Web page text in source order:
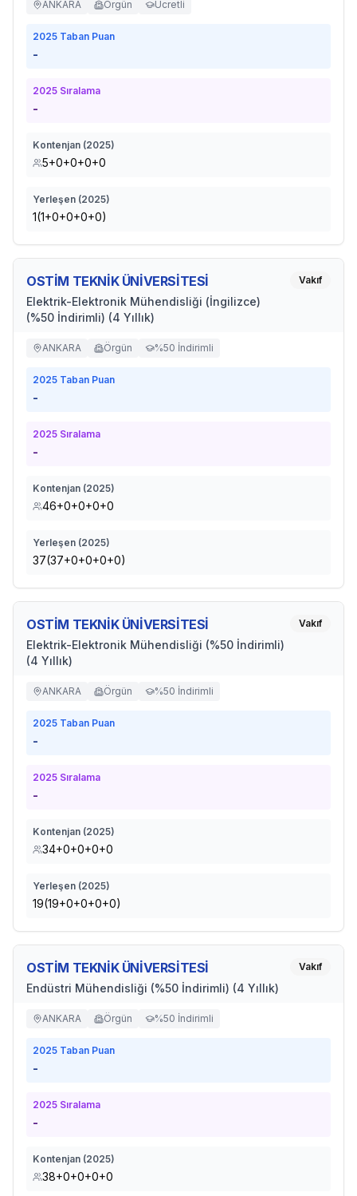
ANKARA Örgün Ücretli
2025 Taban Puan
-
2025 Sıralama
-
Kontenjan (2025)
5+0+0+0+0
Yerleşen (2025)
1(1+0+0+0+0)
OSTİM TEKNİK ÜNİVERSİTESİ
Elektrik-Elektronik Mühendisliği (İngilizce)
(%50 İndirimli) (4 Yıllık)
Vakıf
ANKARA Örgün %50 İndirimli
2025 Taban Puan
-
2025 Sıralama
-
Kontenjan (2025)
46+0+0+0+0
Yerleşen (2025)
37(37+0+0+0+0)
OSTİM TEKNİK ÜNİVERSİTESİ
Elektrik-Elektronik Mühendisliği (%50 İndirimli)
(4 Yıllık)
Vakıf
ANKARA Örgün %50 İndirimli
2025 Taban Puan
-
2025 Sıralama
-
Kontenjan (2025)
34+0+0+0+0
Yerleşen (2025)
19(19+0+0+0+0)
OSTİM TEKNİK ÜNİVERSİTESİ
Endüstri Mühendisliği (%50 İndirimli) (4 Yıllık)
Vakıf
ANKARA Örgün %50 İndirimli
2025 Taban Puan
-
2025 Sıralama
-
Kontenjan (2025)
38+0+0+0+0